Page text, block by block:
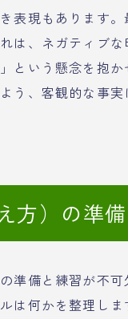
表現もあります
は、ネガティブ
という懸念を抱
う、客観的な事
方）の準
準備と練習が不
は何かを整理し